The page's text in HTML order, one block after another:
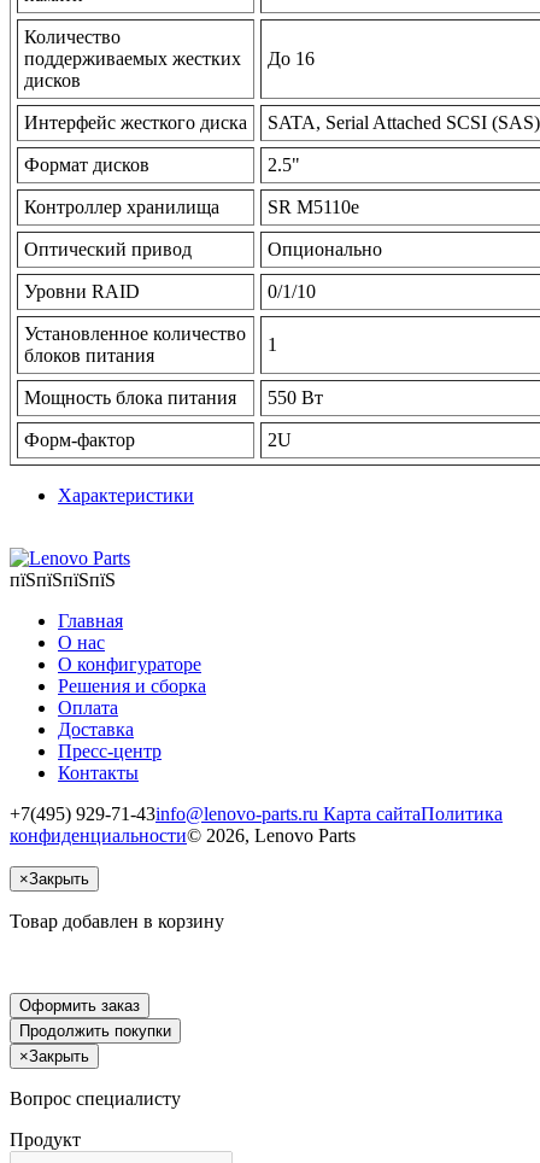
Количество
поддерживаемых жестких
дисков
До 16
Интерфейс жесткого диска SATA, Serial Attached SCSI (SAS)
Формат дисков 2.5"
Контроллер хранилища SR M5110e
Оптический привод Опционально
Уровни RAID 0/1/10
Установленное количество
блоков питания
1
Мощность блока питания 550 Вт
Форм-фактор 2U
Характеристики
пїЅпїЅпїЅпїЅ
Главная
О нас
О конфигураторе
Решения и сборка
Оплата
Доставка
Пресс-центр
Контакты
+7(495) 929-71-43info@lenovo-parts.ru Карта сайтаПолитика
конфиденциальности© 2026, Lenovo Parts
×Закрыть
Товар добавлен в корзину
Оформить заказ
Продолжить покупки
×Закрыть
Вопрос специалисту
Продукт